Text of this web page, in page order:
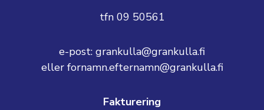
tfn 09 50561
e-post: grankulla@grankulla.fi
eller fornamn.efternamn@grankulla.fi
Fakturering